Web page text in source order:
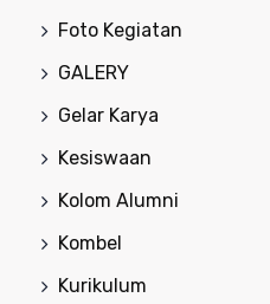
Foto Kegiatan
GALERY
Gelar Karya
Kesiswaan
Kolom Alumni
Kombel
Kurikulum